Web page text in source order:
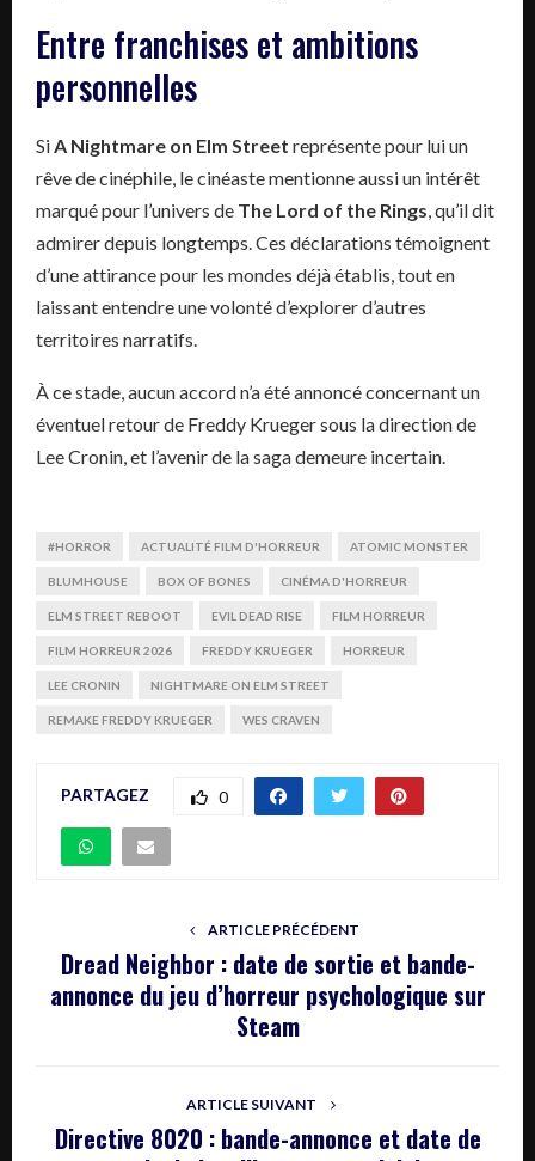
Entre franchises et ambitions
personnelles
SiA Nightmare on Elm Street représente pour lui un
rêve de cinéphile, le cinéaste mentionne aussi un intérêt
marqué pour l’univers de The Lord of the Rings, qu’il dit
admirer depuis longtemps. Ces déclarations témoignent
d’une attirance pour les mondes déjà établis, tout en
laissant entendre une volonté d’explorer d’autres
territoires narratifs.
À ce stade, aucun accord n’a été annoncé concernant un
éventuel retour de Freddy Krueger sous la direction de
Lee Cronin, et l’avenir de la saga demeure incertain.
#HORROR ACTUALITÉ FILM D'HORREUR ATOMIC MONSTER
BLUMHOUSE BOX OF BONES CINÉMA D'HORREUR
ELM STREET REBOOT EVIL DEAD RISE FILM HORREUR
FILM HORREUR 2026 FREDDY KRUEGER HORREUR
LEE CRONIN NIGHTMARE ON ELM STREET
REMAKE FREDDY KRUEGER WES CRAVEN
PARTAGEZ 0
ARTICLE PRÉCÉDENT
Dread Neighbor : date de sortie et bande-
annonce du jeu d’horreur psychologique sur
Steam
ARTICLE SUIVANT
Directive 8020 : bande-annonce et date de